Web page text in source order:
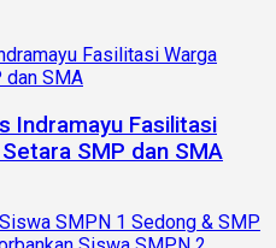
Indramayu Fasilitasi
SMP dan SMA